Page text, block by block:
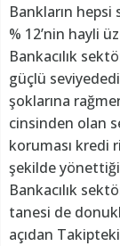
Bankların
% 12’nin hayli
Bankacılık
güçlü
şoklarına
cinsinden olan
koruması kredi
şekilde
Bankacılık
tanesi de
açıdan